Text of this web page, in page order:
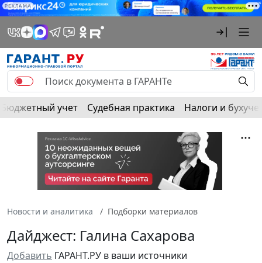
РЕКЛАМА
Бюджетный учет Судебная практика Налоги и
Новости и аналитика Подборки материалов
Дайджест: Галина Сахарова
Добавить ГАРАНТ.РУ в ваши источники